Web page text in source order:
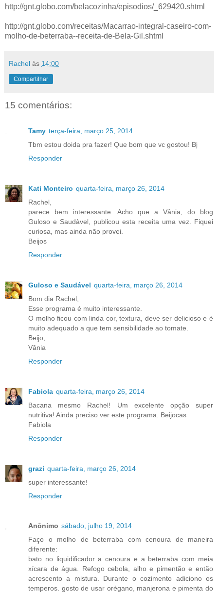
http://gnt.globo.com/belacozinha/episodios/_629420.shtml
http://gnt.globo.com/receitas/Macarrao-integral-caseiro-com-
molho-de-beterraba--receita-de-Bela-Gil.shtml
Rachel às 14:00
Compartilhar
15 comentários:
Tamy terça-feira, março 25, 2014
Tbm estou doida pra fazer! Que bom que vc gostou! Bj
Responder
Kati Monteiro quarta-feira, março 26, 2014
Rachel,
parece bem interessante. Acho que a Vânia, do blog
Guloso e Saudàvel, publicou esta receita uma vez. Fiquei
curiosa, mas ainda não provei.
Beijos
Responder
Guloso e Saudável quarta-feira, março 26, 2014
Bom dia Rachel,
Esse programa é muito interessante.
O molho ficou com linda cor, textura, deve ser delicioso e é
muito adequado a que tem sensibilidade ao tomate.
Beijo,
Vânia
Responder
Fabiola quarta-feira, março 26, 2014
Bacana mesmo Rachel! Um excelente opção super
nutritiva! Ainda preciso ver este programa. Beijocas
Fabiola
Responder
grazi quarta-feira, março 26, 2014
super interessante!
Responder
Anônimo sábado, julho 19, 2014
Faço o molho de beterraba com cenoura de maneira
diferente:
bato no liquidificador a cenoura e a beterraba com meia
xícara de água. Refogo cebola, alho e pimentão e então
acrescento a mistura. Durante o cozimento adiciono os
temperos. gosto de usar orégano, manjerona e pimenta do